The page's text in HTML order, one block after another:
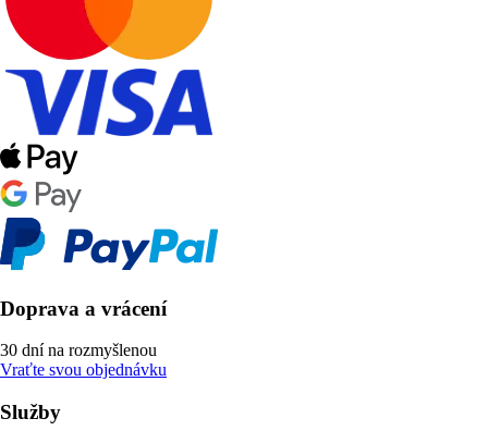
Doprava a vrácení
30 dní na rozmyšlenou
Vraťte svou objednávku
Služby